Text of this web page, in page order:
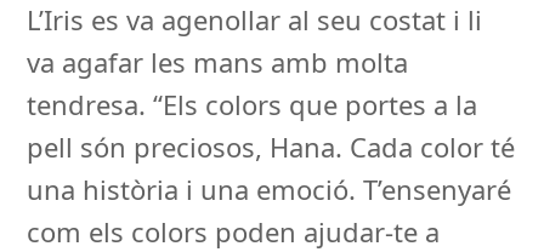
L’Iris es va agenollar al seu costat i li
va agafar les mans amb molta
tendresa. “Els colors que portes a la
pell són preciosos, Hana. Cada color té
una història i una emoció. T’ensenyaré
com els colors poden ajudar-te a